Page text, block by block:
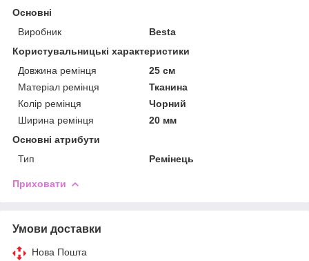
Основні
Виробник
Besta
Користувальницькі характеристики
Довжина ремінця
25 см
Матеріал ремінця
Тканина
Колір ремінця
Чорний
Ширина ремінця
20 мм
Основні атрибути
Тип
Ремінець
Приховати
Умови доставки
Нова Пошта